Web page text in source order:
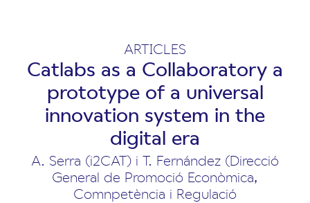
ARTICLES
Catlabs as a Collaboratory a
prototype of a universal
innovation system in the
digital era
A. Serra (i2CAT) i T. Fernández (Direcció
General de Promoció Econòmica,
Comnpetència i Regulació